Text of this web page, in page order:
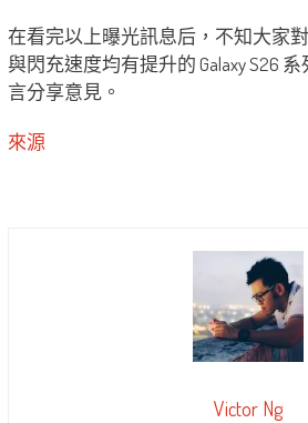
在看完以上曝光訊息后，不知大家
與閃充速度均有提升的 Galaxy S26
言分享意見。
來源
Victor Ng